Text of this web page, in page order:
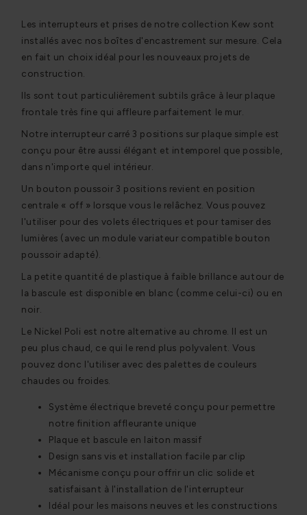
Les interrupteurs et prises de notre collection Kew sont
installés avec nos boîtes d'encastrement sur mesure. Cela
en fait un choix idéal pour les nouveaux projets de
construction.
Ils sont tout particulièrement subtils grâce à leur plaque
frontale très fine qui affleure parfaitement le mur.
Notre interrupteur carré 3 positions sur plaque simple est
conçu pour être aussi élégant et intemporel que possible,
dans n'importe quel intérieur.
Un bouton poussoir 3 positions revient en position
centrale « off » lorsque vous le relâchez. Vous pouvez
l'utiliser pour des volets électriques et pour tamiser des
lumières (avec un module variateur compatible bouton
poussoir adapté).
La petite quantité de plastique à faible brillance autour de
la bascule est disponible en blanc (comme celui-ci) ou en
noir.
Le Nickel Poli est notre alternative au chrome. Il est un
peu plus chaud, ce qui le rend plus polyvalent. Vous
pouvez donc l'utiliser avec des palettes de couleurs
chaudes ou froides.
Système électrique breveté conçu pour permettre
notre finition affleurante unique
Plaque et bascule en laiton massif
Design sans vis et installation facile par clip
Mécanisme conçu pour offrir un clic solide et
satisfaisant à l'installation de l'interrupteur
Idéal pour les maisons neuves et les constructions